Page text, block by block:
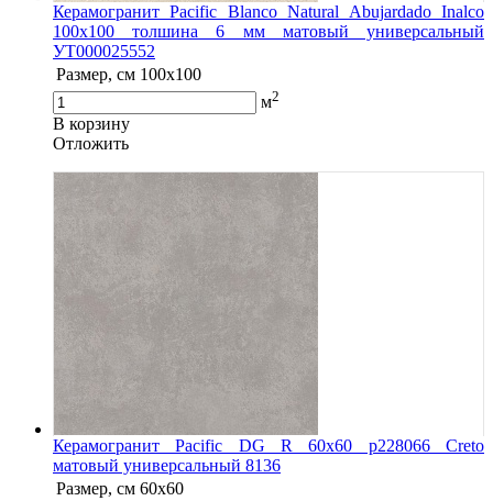
Керамогранит Pacific Blanco Natural Abujardado Inalco
100x100 толшина 6 мм матовый универсальный
УТ000025552
Размер, см 100x100
м2
В корзину
Oтложить
Керамогранит Pacific DG R 60х60 р228066 Creto
матовый универсальный 8136
Размер, см 60x60